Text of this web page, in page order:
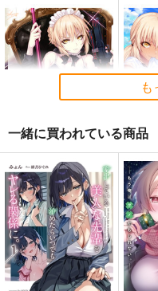
人類最古と人類最後 I
壱番地
サンプル
カート
6
メタト
リリス
メイドオルタタペスト
リー
sakiyama幕府
1,100円（税込）
アルトリア・ペンドラゴ
ン〔オルタ〕
サンプル
日焼
ペス
アルト
ン〔オ
も
一緒に買われている商品